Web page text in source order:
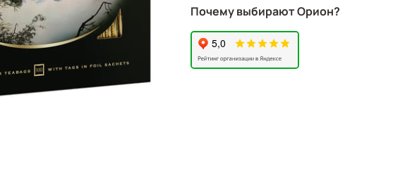
Производитель: Россия
Вес: 0.375
Объём: 0.00329364
Почему выбирают Орион?